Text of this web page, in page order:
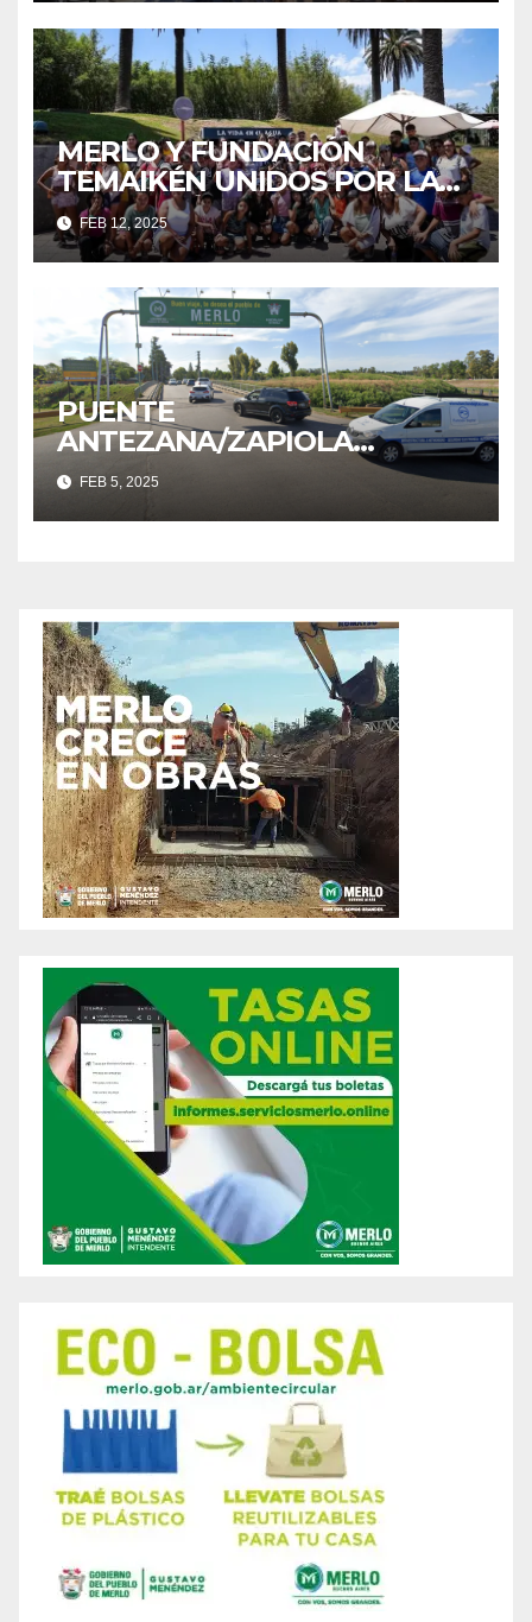
MERLO Y FUNDACIÓN
TEMAIKÉN UNIDOS POR LA
EDUCACIÓN Y EL MEDIO
AMBIENTE
FEB 12, 2025
PUENTE
ANTEZANA/ZAPIOLA
CERRADO TEMPORALMENTE
POR TRABAJOS DE
MANTENIMIENTO
FEB 5, 2025